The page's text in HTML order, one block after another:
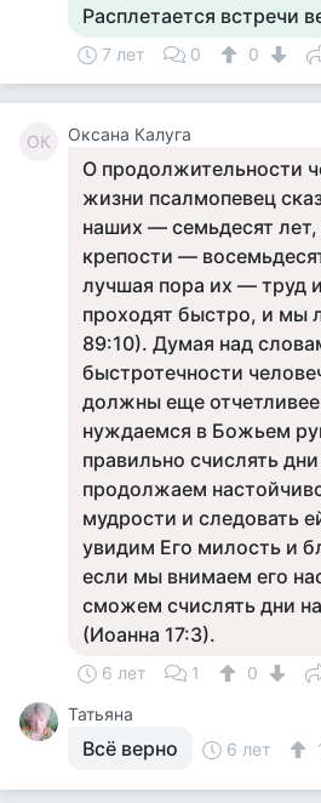
Расплетается встречи
7 лет 0 0
ОК Оксана Калуга
О продолжительности
жизни псалмопевец
наших — семьдесят
крепости —
лучшая пора их — труд
проходят быстро, и мы
89:10). Думая над
быстротечности
должны еще отчетливее
нуждаемся в Божьем
правильно счислять
продолжаем
мудрости и следовать
увидим Его милость и
если мы внимаем его
сможем счислять дни
(Иоанна 17:3).
6 лет 1
0
Татьяна
Всё верно 6 лет